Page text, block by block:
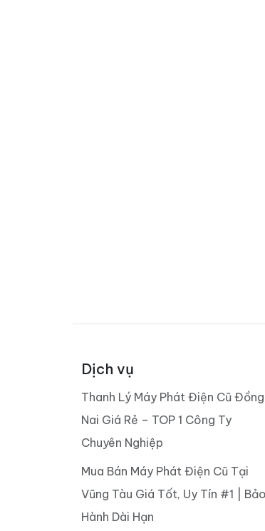
Dịch vụ
Thanh Lý Máy Phát Điện Cũ Đồng
Nai Giá Rẻ – TOP 1 Công Ty
Chuyên Nghiệp
Mua Bán Máy Phát Điện Cũ Tại
Vũng Tàu Giá Tốt, Uy Tín #1 | Bảo
Hành Dài Hạn